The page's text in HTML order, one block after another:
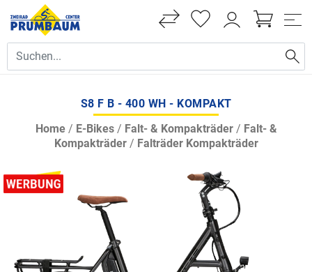
S8 F B - 400 WH - KOMPAKT
Home/ E-Bikes/ Falt- & Kompakträder/ Falt- &
Kompakträder/ Falträder Kompakträder